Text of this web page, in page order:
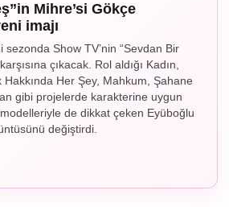
Mihre’si Gökçe
imajı
Show TV’nin “Sevdan Bir
çıkacak. Rol aldığı Kadın,
Her Şey, Mahkum, Şahane
gibi projelerde karakterine uygun
de dikkat çeken Eyüboğlu
değiştirdi.